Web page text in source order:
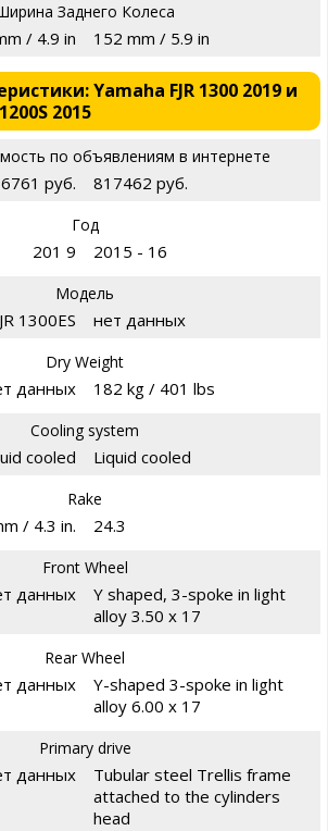
Заднего Колеса
/ 4.9 in 152 mm / 5.9 in
Yamaha FJR 1300 2019 и
2015
по объявлениям в интернете
руб. 817462 руб.
Год
201 9 2015 - 16
Модель
1300ES нет данных
Dry Weight
данных 182 kg / 401 lbs
Cooling system
cooled Liquid cooled
Rake
/ 4.3 in. 24.3
Front Wheel
данных
Y shaped, 3-spoke in light
alloy 3.50 x 17
Rear Wheel
данных
Y-shaped 3-spoke in light
alloy 6.00 x 17
Primary drive
данных
Tubular steel Trellis frame
attached to the cylinders
head